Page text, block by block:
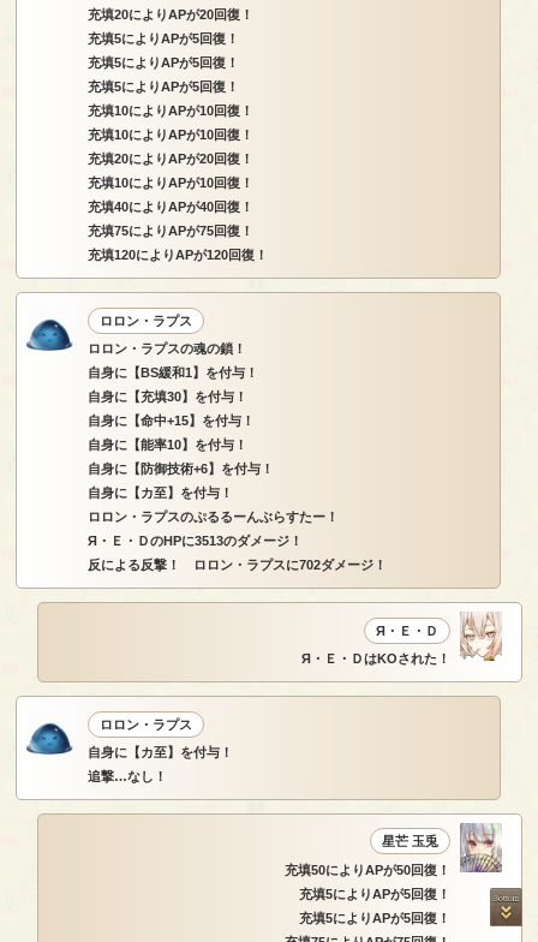
充填20によりAPが20回復！
充填5によりAPが5回復！
充填5によりAPが5回復！
充填5によりAPが5回復！
充填10によりAPが10回復！
充填10によりAPが10回復！
充填20によりAPが20回復！
充填10によりAPが10回復！
充填40によりAPが40回復！
充填75によりAPが75回復！
充填120によりAPが120回復！
ロロン・ラプス
ロロン・ラプスの魂の鎖！
自身に【BS緩和1】を付与！
自身に【充填30】を付与！
自身に【命中+15】を付与！
自身に【能率10】を付与！
自身に【防御技術+6】を付与！
自身に【カ至】を付与！
ロロン・ラプスのぷるるーんぶらすたー！
Я・Ｅ・ＤのHPに3513のダメージ！
反による反撃！ ロロン・ラプスに702ダメージ！
Я・Ｅ・Ｄ
Я・Ｅ・ＤはKOされた！
ロロン・ラプス
自身に【カ至】を付与！
追撃…なし！
星芒 玉兎
充填50によりAPが50回復！
充填5によりAPが5回復！
充填5によりAPが5回復！